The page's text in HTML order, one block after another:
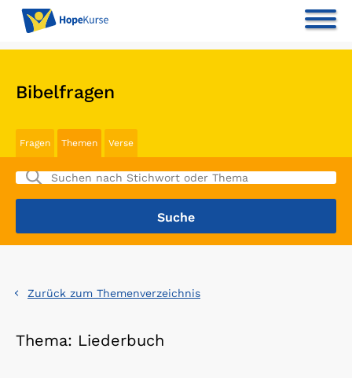
Bibelfragen
Fragen Themen Verse
Zurück zum Themenverzeichnis
Thema: Liederbuch